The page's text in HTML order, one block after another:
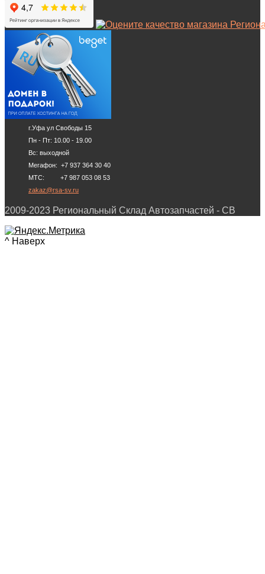
г.Уфа ул Свободы 15
Пн - Пт: 10.00 - 19.00
Вс: выходной
Мегафон: +7 937 364 30 40
МТС: +7 987 053 08 53
zakaz@rsa-sv.ru
2009-2023 Региональный Склад Автозапчастей - СВ
^ Наверх